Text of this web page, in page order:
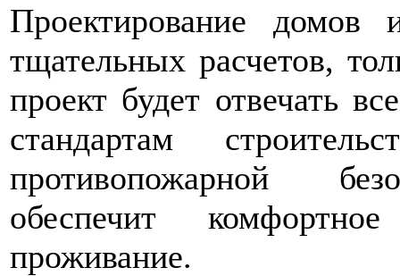
Проектирование домов
тщательных расчетов,
проект будет отвечать
стандартам
противопожарной
обеспечит
проживание.